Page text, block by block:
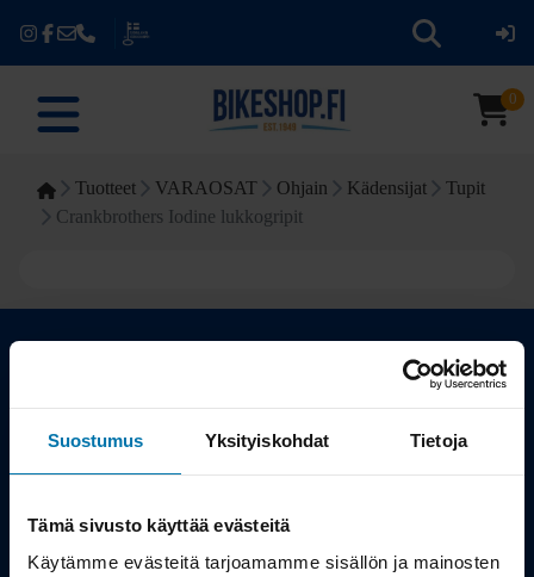
Suostumus Yksityiskohdat Tietoja
Tämä sivusto käyttää evästeitä
Käytämme evästeitä tarjoamamme sisällön ja mainosten
0
Tuotteet VARAOSAT Ohjain Kädensijat
Tupit
Crankbrothers Iodine lukkogripit
Kauppa
Työsuhdepyörä